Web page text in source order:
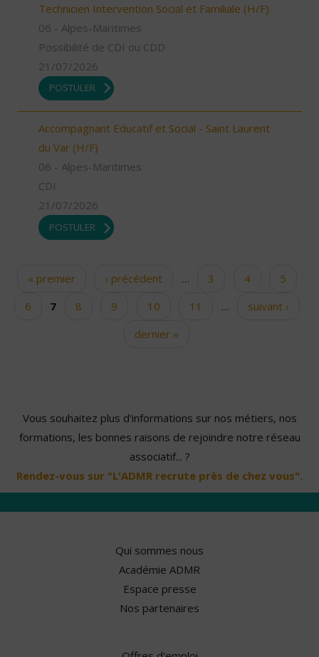
Technicien Intervention Social et Familiale (H/F)
06 - Alpes-Maritimes
Possibilité de CDI ou CDD
21/07/2026
POSTULER
Accompagnant Educatif et Social - Saint Laurent
du Var (H/F)
06 - Alpes-Maritimes
CDI
21/07/2026
POSTULER
Pages« premier ‹ précédent … 3 4
5
6
7 8 9 10 11 …
suivant ›
dernier »
Vous souhaitez plus d'informations sur nos métiers, nos
formations, les bonnes raisons de rejoindre notre réseau
associatif... ?
Rendez-vous sur "L'ADMR recrute près de chez vous".
Qui sommes nous
Académie ADMR
Espace presse
Nos partenaires